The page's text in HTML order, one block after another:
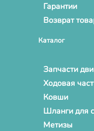
Гарантии
Возврат
Каталог
Запчасти
Ходовая
Ковши
Шланги для
Метизы